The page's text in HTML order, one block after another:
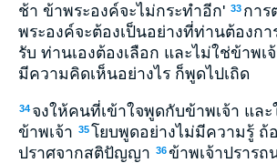
ช้า ข้าพระองค์จะไม่กระทำอีก' 33 การ
พระองค์จะต้องเป็นอย่างที่ท่านต้องก
รับ ท่านเองต้องเลือก และไม่ใช่ข้าพ
มีความคิดเห็นอย่างไร ก็พูดไปเถิด
34 จงให้คนที่เข้าใจพูดกับข้าพเจ้า แล
ข้าพเจ้า 35โยบพูดอย่างไม่มีความรู้ ถ้
ปราศจากสติปัญญา 36 ข้าพเจ้าปรารถ